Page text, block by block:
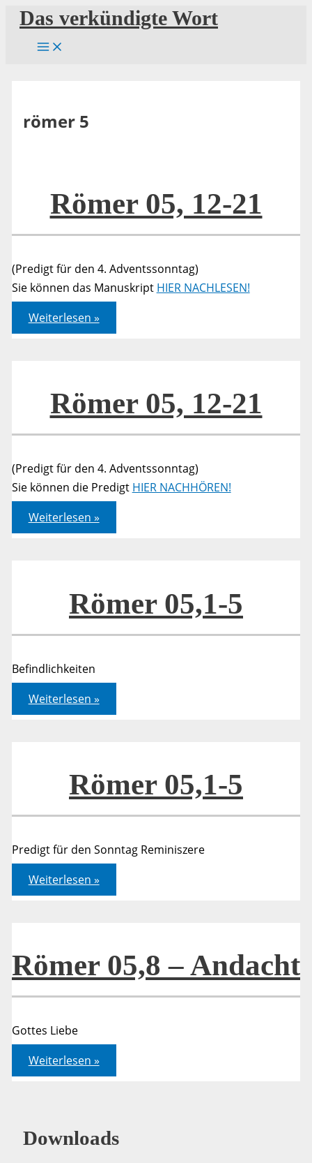
Zum
Inhalt
springen
Das verkündigte Wort
römer 5
Römer 05, 12-21
(Predigt für den 4. Adventssonntag)
Sie können das Manuskript HIER NACHLESEN!
Römer
05,
12-
Weiterlesen »
Römer 05, 12-21
(Predigt für den 4. Adventssonntag)
Sie können die Predigt HIER NACHHÖREN!
Römer
05,
12-
Weiterlesen »
Römer 05,1-5
Befindlichkeiten
Römer
05,1-
5
Weiterlesen »
Römer 05,1-5
Predigt für den Sonntag Reminiszere
Römer
05,1-
5
Weiterlesen »
Römer 05,8 – Andacht
Gottes Liebe
Römer
05,8
–
Weiterlesen »
Downloads